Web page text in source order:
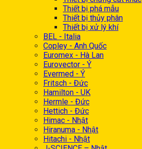
Thiết bị phá mẫu
Thiết bị thủy phân
Thiết bị xử lý khí
BEL - Italia
Copley - Anh Quốc
Euromex - Hà Lan
Eurovector - Ý
Evermed - Ý
Fritsch - Đức
Hamilton - UK
Hermle - Đức
Hettich - Đức
Himac - Nhật
Hiranuma - Nhật
Hitachi - Nhật